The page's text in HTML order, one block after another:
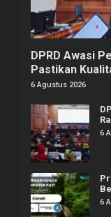
DPRD Awasi
Pastikan
6 Agustus 2026
6
6